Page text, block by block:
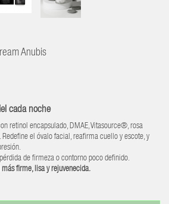
Anubis
cada noche
retinol encapsulado, DMAE, Vitasource®, rosa
el óvalo facial, reafirma cuello y escote, y
de firmeza o contorno poco definido.
firme, lisa y rejuvenecida.